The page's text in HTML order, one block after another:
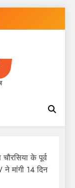
के पूर्व
मांगी 14 दिन